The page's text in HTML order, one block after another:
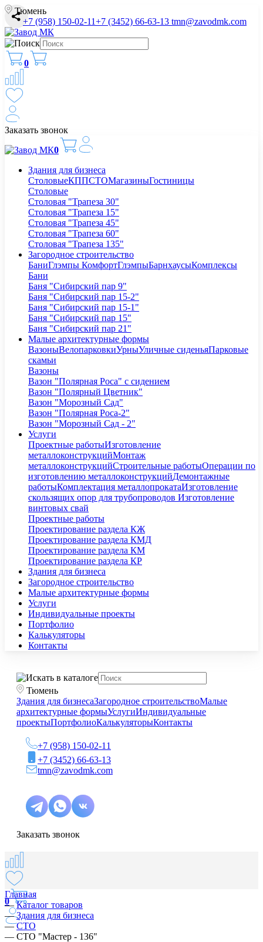
Тюмень
+7 (958) 150-02-11+7 (3452) 66-63-13 tmn@zavodmk.com
0
Заказать звонок
0
Здания для бизнеса
СтоловыеКППСТОМагазиныГостиницы
Столовые
Столовая "Трапеза 30"
Столовая "Трапеза 15"
Столовая "Трапеза 45"
Столовая "Трапеза 60"
Столовая "Трапеза 135"
Загородное строительство
БаниГлэмпы КомфортГлэмпыБарнхаусыКомплексы
Бани
Баня "Сибирский пар 9"
Баня "Сибирский пар 15-2"
Баня "Сибирский пар 15-1"
Баня "Сибирский пар 15"
Баня "Сибирский пар 21"
Малые архитектурные формы
ВазоныВелопарковкиУрныУличные сиденьяПарковые
скамьи
Вазоны
Вазон "Полярная Роса" с сидением
Вазон "Полярный Цветник"
Вазон "Морозный Сад"
Вазон "Полярная Роса-2"
Вазон "Морозный Сад - 2"
Услуги
Проектные работыИзготовление
металлоконструкцийМонтаж
металлоконструкцийСтроительные работыОперации по
изготовлению металлоконструкцийДемонтажные
работыКомплектация металлопрокатаИзготовление
скользящих опор для трубопроводов Изготовление
винтовых свай
Проектные работы
Проектирование раздела КЖ
Проектирование раздела КМД
Проектирование раздела КМ
Проектирование раздела КР
Здания для бизнеса
Загородное строительство
Малые архитектурные формы
Услуги
Индивидуальные проекты
Портфолио
Калькуляторы
Контакты
Тюмень
Здания для бизнесаЗагородное строительствоМалые
архитектурные формыУслугиИндивидуальные
проектыПортфолиоКалькуляторыКонтакты
+7 (958) 150-02-11
+7 (3452) 66-63-13
tmn@zavodmk.com
Заказать звонок
0
Главная
—Каталог товаров
—Здания для бизнеса
—СТО
— СТО "Мастер - 136"